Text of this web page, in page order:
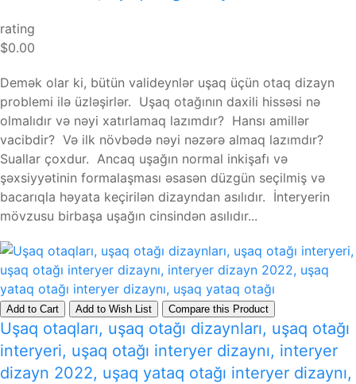
rating
$0.00
Demək olar ki, bütün valideynlər uşaq üçün otaq dizayn
problemi ilə üzləşirlər. Uşaq otağının daxili hissəsi nə
olmalıdır və nəyi xatırlamaq lazımdır? Hansı amillər
vacibdir? Və ilk növbədə nəyi nəzərə almaq lazımdır?
Suallar çoxdur. Ancaq uşağın normal inkişafı və
şəxsiyyətinin formalaşması əsasən düzgün seçilmiş və
bacarıqla həyata keçirilən dizayndan asılıdır. İnteryerin
mövzusu birbaşa uşağın cinsindən asılıdır...
Add to Cart Add to Wish List Compare this Product
Uşaq otaqları, uşaq otağı dizaynları, uşaq otağı
interyeri, uşaq otağı interyer dizaynı, interyer
dizayn 2022, uşaq yataq otağı interyer dizaynı,